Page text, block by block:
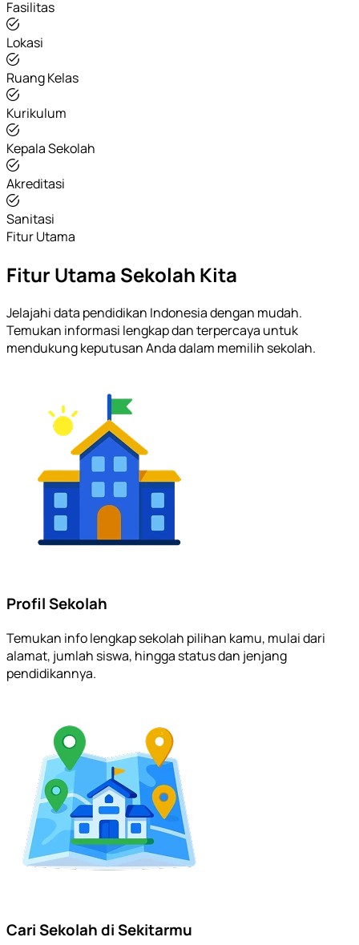
Fasilitas
Lokasi
Ruang Kelas
Kurikulum
Kepala Sekolah
Akreditasi
Sanitasi
Fitur Utama
Fitur Utama Sekolah Kita
Jelajahi data pendidikan Indonesia dengan mudah.
Temukan informasi lengkap dan terpercaya untuk
mendukung keputusan Anda dalam memilih sekolah.
Profil Sekolah
Temukan info lengkap sekolah pilihan kamu, mulai dari
alamat, jumlah siswa, hingga status dan jenjang
pendidikannya.
Cari Sekolah di Sekitarmu